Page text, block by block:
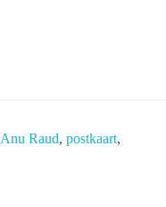
Anu Raud,postkaart,